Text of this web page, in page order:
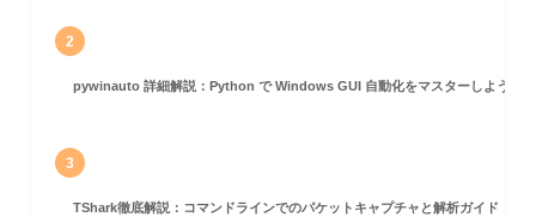
2
pywinauto 詳細解説：Python で Windows GUI 自動化をマスターしよう！
3
TShark徹底解説：コマンドラインでのパケットキャプチャと解析ガイド